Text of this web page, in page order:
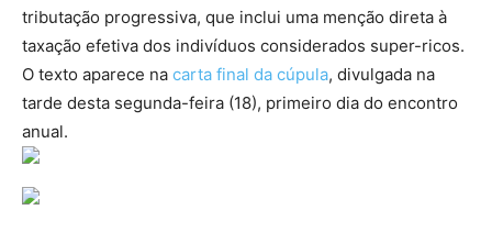
tributação progressiva, que inclui uma menção direta à
taxação efetiva dos indivíduos considerados super-ricos.
O texto aparece na carta final da cúpula, divulgada na
tarde desta segunda-feira (18), primeiro dia do encontro
anual.